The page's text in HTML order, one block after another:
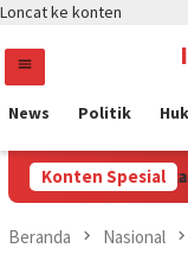
Loncat ke konten
News Politik
Konten Spesial
2026 Buktikan
Beranda Nasional